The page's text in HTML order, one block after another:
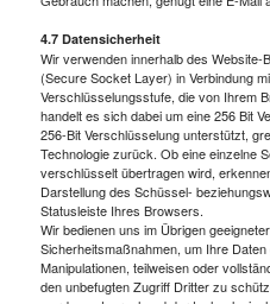
4.7 Datensicherheit
Wir verwenden innerhalb des
(Secure Socket Layer) in Verbindung
Verschlüsselungsstufe, die von Ihrem
handelt es sich dabei um eine 256 Bit
256-Bit Verschlüsselung unterstützt,
Technologie zurück. Ob eine einzelne
verschlüsselt übertragen wird,
Darstellung des Schüssel-
Statusleiste Ihres Browsers.
Wir bedienen uns im Übrigen
Sicherheitsmaßnahmen, um Ihre
Manipulationen, teilweisen oder
den unbefugten Zugriff Dritter zu